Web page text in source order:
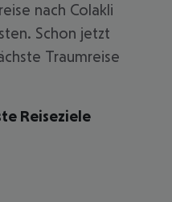
nach Colakli
Schon jetzt
Traumreise
Reiseziele